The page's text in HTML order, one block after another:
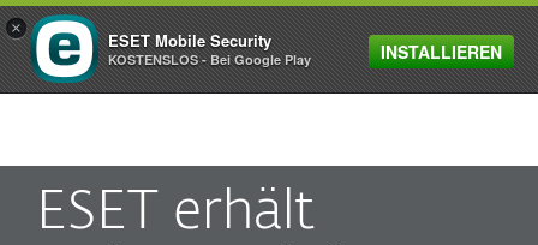
MENU
ESET erhält
×
ESET Mobile Security
KOSTENSLOS - Bei Google Play INSTALLIEREN